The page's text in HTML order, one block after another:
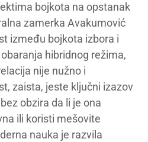
bojkota na opstanak
zamerka Avakumović
između bojkota izbora i
hibridnog režima,
nije nužno i
zaista, jeste ključni izazov
obzira da li je ona
ili koristi mešovite
nauka je razvila